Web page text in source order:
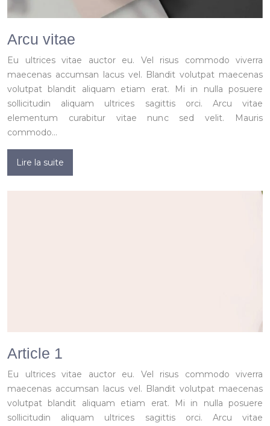
Arcu vitae
Eu ultrices vitae auctor eu. Vel risus commodo viverra
maecenas accumsan lacus vel. Blandit volutpat maecenas
volutpat blandit aliquam etiam erat. Mi in nulla posuere
sollicitudin aliquam ultrices sagittis orci. Arcu vitae
elementum curabitur vitae nunc sed velit. Mauris
commodo…
Lire la suite
Article 1
Eu ultrices vitae auctor eu. Vel risus commodo viverra
maecenas accumsan lacus vel. Blandit volutpat maecenas
volutpat blandit aliquam etiam erat. Mi in nulla posuere
sollicitudin aliquam ultrices sagittis orci. Arcu vitae